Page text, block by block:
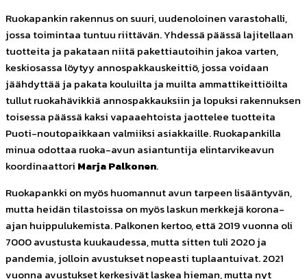
Ruokapankin rakennus on suuri, uudenoloinen varastohalli,
jossa toimintaa tuntuu riittävän. Yhdessä päässä lajitellaan
tuotteita ja pakataan niitä pakettiautoihin jakoa varten,
keskiosassa löytyy annospakkauskeittiö, jossa voidaan
jäähdyttää ja pakata kouluilta ja muilta ammattikeittiöilta
tullut ruokahävikkiä annospakkauksiin ja lopuksi rakennuksen
toisessa päässä kaksi vapaaehtoista jaottelee tuotteita
Puoti-noutopaikkaan valmiiksi asiakkaille. Ruokapankilla
minua odottaa ruoka-avun asiantuntija elintarvikeavun
koordinaattori Marja Palkonen.
Ruokapankki on myös huomannut avun tarpeen lisääntyvän,
mutta heidän tilastoissa on myös laskun merkkejä korona-
ajan huippulukemista.Palkonen kertoo, että 2019 vuonna oli
7000 avustusta kuukaudessa, mutta sitten tuli 2020 ja
pandemia, jolloin avustukset nopeasti tuplaantuivat. 2021
vuonna avustukset kerkesivät laskea hieman, mutta nyt